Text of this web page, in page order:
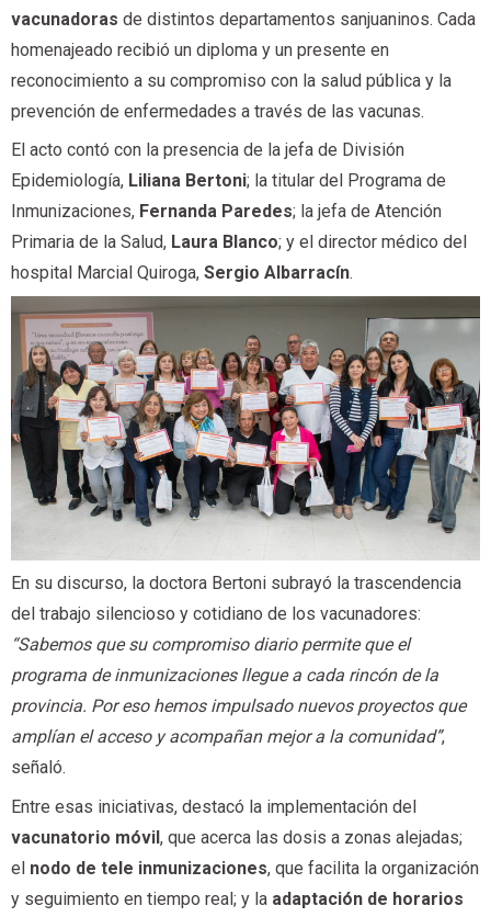
vacunadoras de distintos departamentos sanjuaninos. Cada
homenajeado recibió un diploma y un presente en
reconocimiento a su compromiso con la salud pública y la
prevención de enfermedades a través de las vacunas.
El acto contó con la presencia de la jefa de División
Epidemiología, Liliana Bertoni; la titular del Programa de
Inmunizaciones, Fernanda Paredes; la jefa de Atención
Primaria de la Salud, Laura Blanco; y el director médico del
hospital Marcial Quiroga, Sergio Albarracín.
En su discurso, la doctora Bertoni subrayó la trascendencia
del trabajo silencioso y cotidiano de los vacunadores:
“Sabemos que su compromiso diario permite que el
programa de inmunizaciones llegue a cada rincón de la
provincia. Por eso hemos impulsado nuevos proyectos que
amplían el acceso y acompañan mejor a la comunidad”,
señaló.
Entre esas iniciativas, destacó la implementación del
vacunatorio móvil, que acerca las dosis a zonas alejadas;
el nodo de tele inmunizaciones, que facilita la organización
y seguimiento en tiempo real; y la adaptación de horarios